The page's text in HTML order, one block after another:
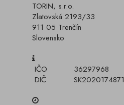
TORIN, s.r.o.
Zlatovská 2193/33
911 05 Trenčín
Slovensko
IČO
36297968
DIČ
SK2020174871